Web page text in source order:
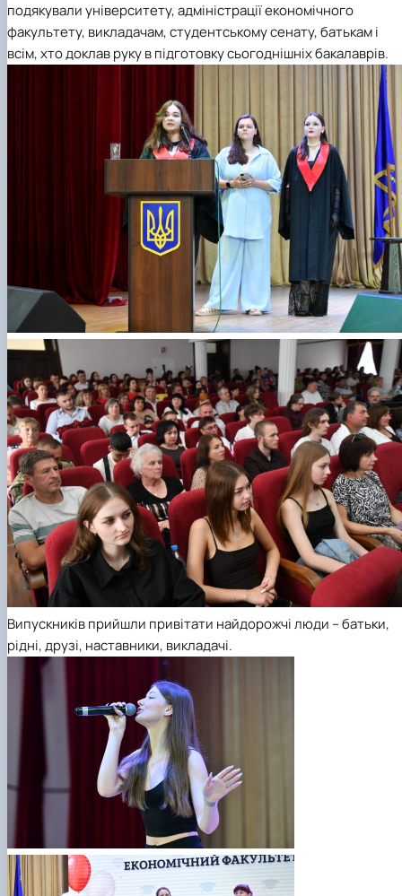
подякували університету, адміністрації економічного
факультету, викладачам, студентському сенату, батькам і
всім, хто доклав руку в підготовку сьогоднішніх бакалаврів.
Випускників прийшли привітати найдорожчі люди – батьки,
рідні, друзі, наставники, викладачі.